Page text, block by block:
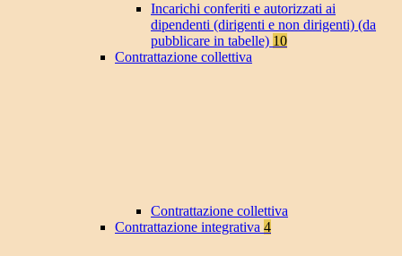
Incarichi conferiti e autorizzati ai
dipendenti (dirigenti e non dirigenti) (da
pubblicare in tabelle) 10
Contrattazione collettiva
Contrattazione collettiva
Contrattazione integrativa 4